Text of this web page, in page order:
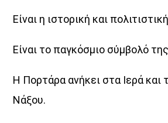
χωρίς φίλτρα και χωρίς “εκπτώσεις”.
Με καυστικό χιούμορ και ευθύ λόγο,
βάζει στο μικροσκόπιο την επικαιρότητα,
σε όσους κατέχουν δημόσια θέση
και κάθονται σε μία καρέκλα απλά και
Είναι η ιστορική και
Είναι το παγκόσμιο σύμβολό
Η Πορτάρα ανήκει στα Ιερά και
Νάξου.